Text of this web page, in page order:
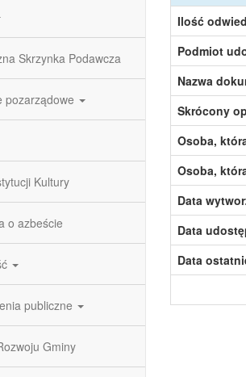
Skrzynka Podawcza
pozarządowe
Kultury
o azbeście
publiczne
Gminy
Ilość
Podmiot
Nazwa
Skrócony
Osoba,
Osoba,
Data
Data
Data